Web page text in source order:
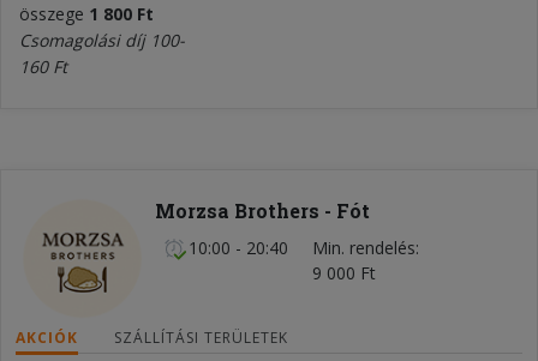
összege 1 800 Ft
Csomagolási díj 100-
160 Ft
Morzsa Brothers - Fót
10:00 - 20:40
Min. rendelés
9 000 Ft
AKCIÓK SZÁLLÍTÁSI TERÜLETEK